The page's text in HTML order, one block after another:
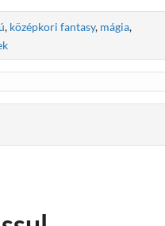
, középkori fantasy, mágia,